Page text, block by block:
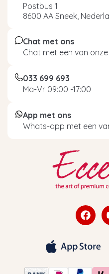
Postbus 1
8600 AA Sneek,
Chat met ons
Chat met een van
033 699 693
Ma-Vr 09:00 -17:00
App met ons
Whats-app met een